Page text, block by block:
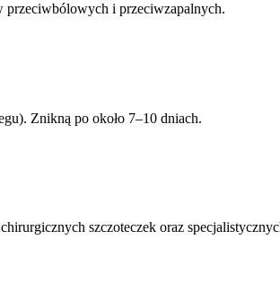
przeciwbólowych i przeciwzapalnych.
Znikną po około 7–10 dniach.
szczoteczek oraz